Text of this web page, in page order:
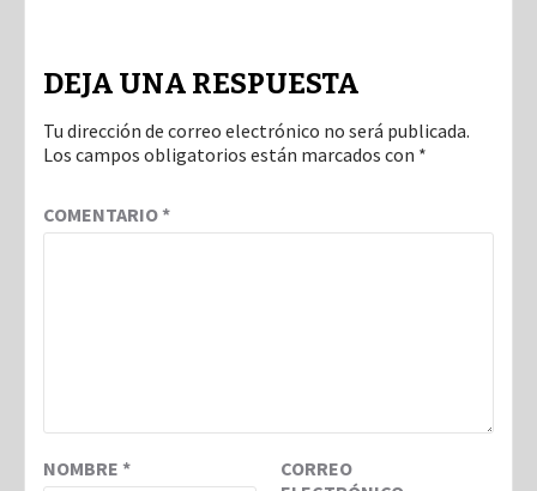
DEJA UNA RESPUESTA
Tu dirección de correo electrónico no será publicada.
Los campos obligatorios están marcados con *
COMENTARIO*
NOMBRE *
CORREO